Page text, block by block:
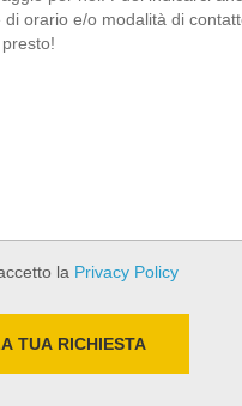
la Privacy Policy